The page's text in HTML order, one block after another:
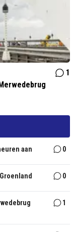
1
aan 0
0
1